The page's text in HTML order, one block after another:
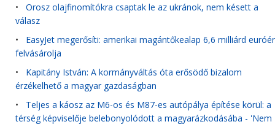
• Orosz olajfinomítókra csaptak le az ukránok, nem késett a
válasz
• EasyJet megerősíti: amerikai magántőkealap 6,6 milliárd
felvásárolja
• Kapitány István: A kormányváltás óta erősödő bizalom
érzékelhető a magyar gazdaságban
• Teljes a káosz az M6-os és M87-es autópálya építése körül: a
térség képviselője belebonyolódott a magyarázkodásába - 'Nem